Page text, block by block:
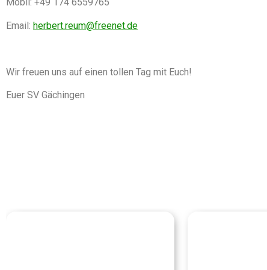
Mobil: +49 174 6559765
Email: herbert.reum@freenet.de
Wir freuen uns auf einen tollen Tag mit Euch!
Euer SV Gächingen